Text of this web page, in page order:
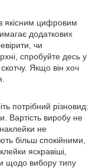
з якісним цифровим
додаткових
чи
спробуйте десь у
Якщо він хоч
потрібний різновид:
Вартість виробу не
не
більш спокійними,
яскравіші,
щодо вибору типу